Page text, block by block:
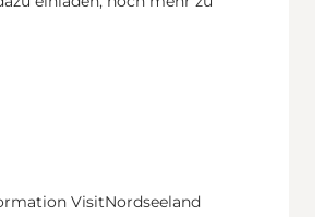
VisitNordseeland